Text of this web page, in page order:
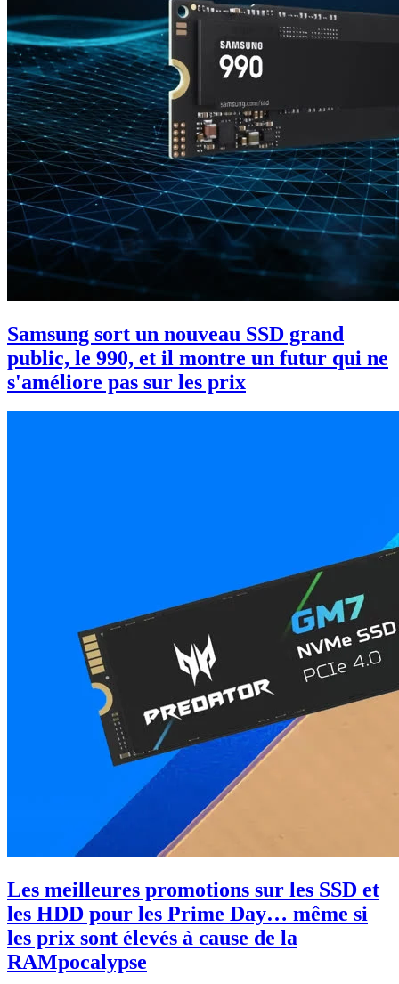
Samsung sort un nouveau SSD grand
public, le 990, et il montre un futur qui ne
s'améliore pas sur les prix
Les meilleures promotions sur les SSD et
les HDD pour les Prime Day… même si
les prix sont élevés à cause de la
RAMpocalypse